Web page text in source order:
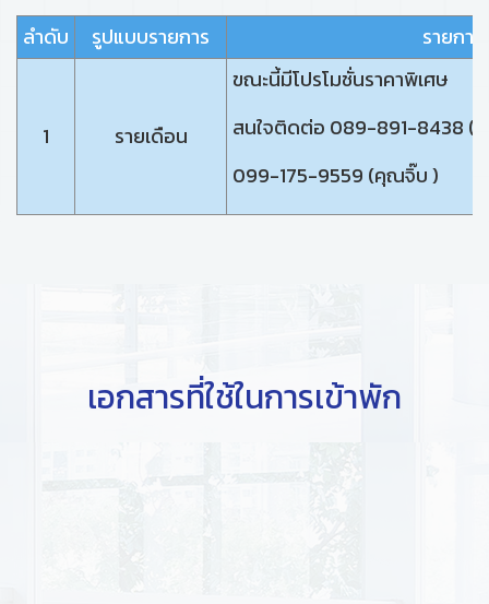
ลำดับ รูปแบบรายการ รายการ
1 รายเดือน
ขณะนี้มีโปรโมชั่นราคาพิเศษ
สนใจติดต่อ 089-891-8438 (
099-175-9559 (คุณจิ๊บ )
เอกสารที่ใช้ในการเข้าพัก